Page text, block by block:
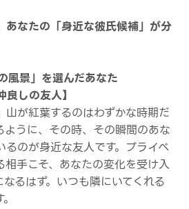
あなたの「身近な彼氏候補」が分
風景」を選んだあなた
しの友人】
山が紅葉するのはわずかな時期だ
ように、その時、その瞬間のあな
るのが身近な友人です。プライベ
相手こそ、あなたの変化を受け入
るはず。いつも隣にいてくれる